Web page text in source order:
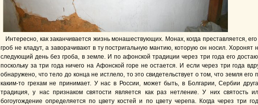
Интересно, как заканчивается жизнь монашествующих. Монах, когда преставляется,
гроб не кладут, а заворачивают в ту постригальную мантию, которую он носил. Хоронят
следующий день без гроба, в земле. И по афонской традиции через три года его
поскольку за три года ничего на Афонской горе не остается. И если через три года
обнаружено, что тело до конца не истлело, то это свидетельствует о том, что земля его
каким-то грехам не принимает. У нас в России, может быть, в Болгарии, Сербии
традиция, у нас признаком святости является как раз нетление. У них святость
богоугождение определяется по цвету костей и по цвету черепа. Когда через три